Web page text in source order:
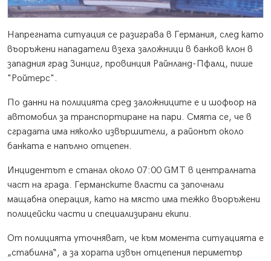
Напрегната ситуация се разиграва в Германия, след като
въоръжени нападатели взеха заложници в банков клон в
западния град Зинциг, провинция Райнланд-Пфалц, пише
"Ройтерс".
По данни на полицията сред заложниците е и шофьор на
автомобил за транспортиране на пари. Смята се, че в
сградата има няколко извършители, а районът около
банката е напълно отцепен.
Инцидентът е станал около 07:00 GMT в централната
част на града. Германските власти са започнали
мащабна операция, като на място има тежко въоръжени
полицейски части и специализирани екипи.
От полицията уточняват, че към момента ситуацията е
„стабилна“, а за хората извън отцепения периметър